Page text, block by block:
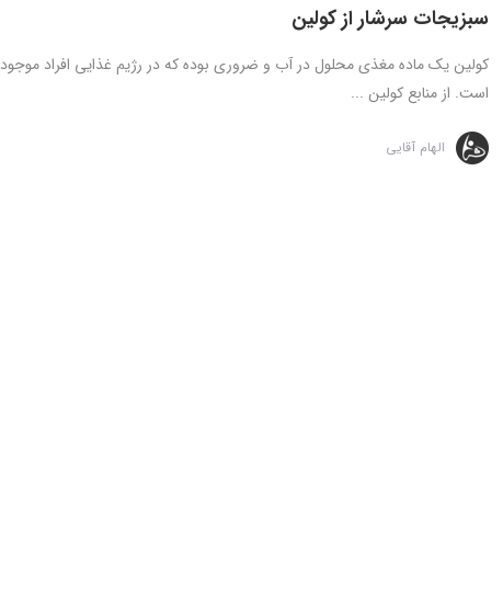
سبزیجات سرشار از کولین
کولین یک ماده مغذی محلول در آب و ضروری بوده که در رژیم غذایی افراد موجود
است. از منابع کولین ...
الهام آقایی